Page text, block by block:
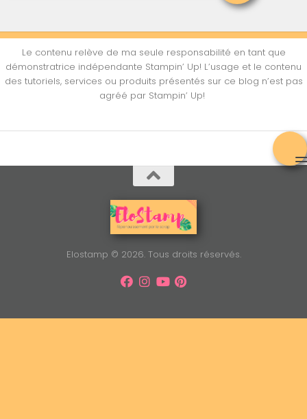
Le contenu relève de ma seule responsabilité en tant que
démonstratrice indépendante Stampin’ Up! L’usage et le contenu
des tutoriels, services ou produits présentés sur ce blog n’est pas
agréé par Stampin’ Up!
Elostamp © 2026. Tous droits réservés.